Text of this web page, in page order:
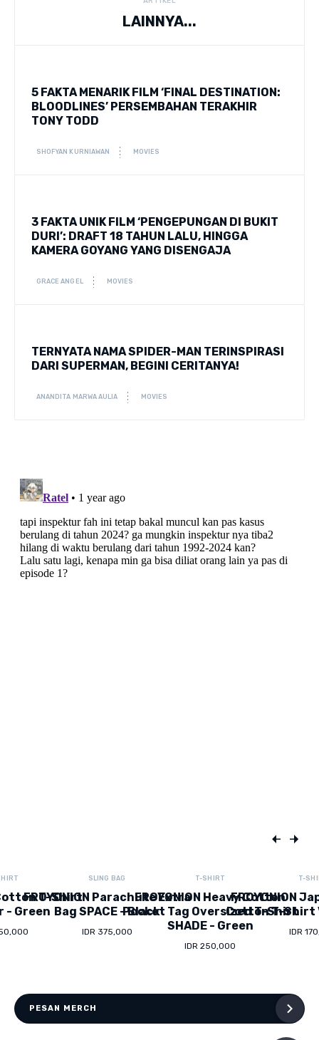
LAINNYA...
5 FAKTA MENARIK FILM ‘FINAL DESTINATION:
BLOODLINES’ PERSEMBAHAN TERAKHIR
TONY TODD
SHOFYAN KURNIAWAN MOVIES
3 FAKTA UNIK FILM ‘PENGEPUNGAN DI BUKIT
DURI’: DRAFT 18 TAHUN LALU, HINGGA
KAMERA GOYANG YANG DISENGAJA
GRACE ANGEL MOVIES
TERNYATA NAMA SPIDER-MAN TERINSPIRASI
DARI SUPERMAN, BEGINI CERITANYA!
ANANDITA MARWA AULIA MOVIES
T-Shirt
- Green
SLING BAG
FROYONION Parachute Extra
Bag SPACE - Black
IDR 375,000
T-SHIRT
FROYONION Heavy Cotton
Pocket Tag Oversized T-Shirt
SHADE - Green
IDR 250,000
T-
FROYONION
Cotton T-Shirt
IDR
PESAN MERCH